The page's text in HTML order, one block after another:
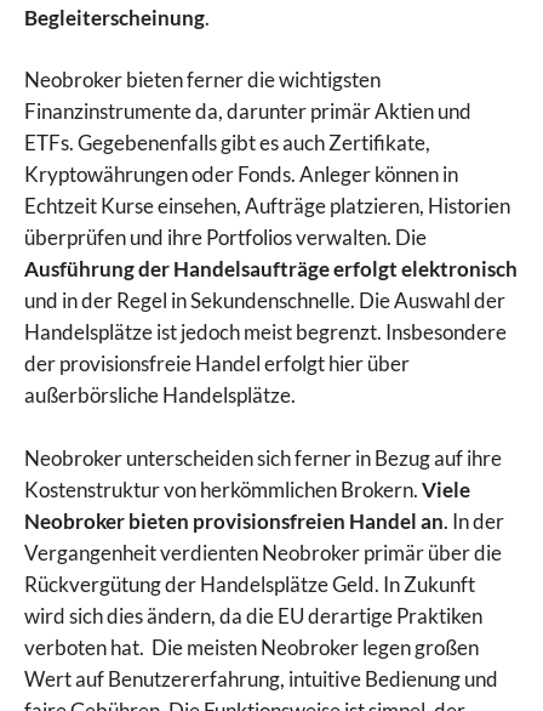
Begleiterscheinung.
Neobroker bieten ferner die wichtigsten
Finanzinstrumente da, darunter primär Aktien und
ETFs. Gegebenenfalls gibt es auch Zertifikate,
Kryptowährungen oder Fonds. Anleger können in
Echtzeit Kurse einsehen, Aufträge platzieren, Historien
überprüfen und ihre Portfolios verwalten. Die
Ausführung der Handelsaufträge erfolgt elektronisch
und in der Regel in Sekundenschnelle. Die Auswahl der
Handelsplätze ist jedoch meist begrenzt. Insbesondere
der provisionsfreie Handel erfolgt hier über
außerbörsliche Handelsplätze.
Neobroker unterscheiden sich ferner in Bezug auf ihre
Kostenstruktur von herkömmlichen Brokern.Viele
Neobroker bieten provisionsfreien Handel an. In der
Vergangenheit verdienten Neobroker primär über die
Rückvergütung der Handelsplätze Geld. In Zukunft
wird sich dies ändern, da die EU derartige Praktiken
verboten hat. Die meisten Neobroker legen großen
Wert auf Benutzererfahrung, intuitive Bedienung und